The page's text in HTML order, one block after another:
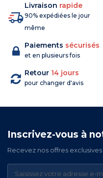
Livraison rapide
90% expédiées le jour
même
Paiements sécurisés
et en plusieurs fois
Retour 14 jours
pour changer d'avis
Inscrivez-vous à
Recevez nos offres